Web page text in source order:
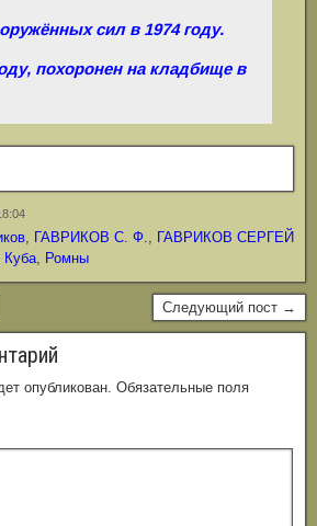
сил в 1974 году.
похоронен на кладбище в
, ГАВРИКОВ С. Ф., ГАВРИКОВ СЕРГЕЙ
Куба, Ромны
Следующий пост →
опубликован. Обязательные поля